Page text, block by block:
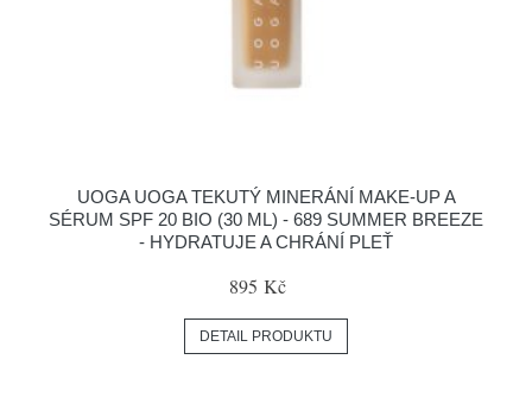
UOGA UOGA TEKUTÝ MINERÁNÍ MAKE-UP A
SÉRUM SPF 20 BIO (30 ML) - 689 SUMMER BREEZE
- HYDRATUJE A CHRÁNÍ PLEŤ
895 Kč
DETAIL PRODUKTU